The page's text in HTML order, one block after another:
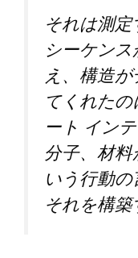
それは測定
シーケン
え、構造
てくれた
ート イン
分子、材
いう行動
それを構築